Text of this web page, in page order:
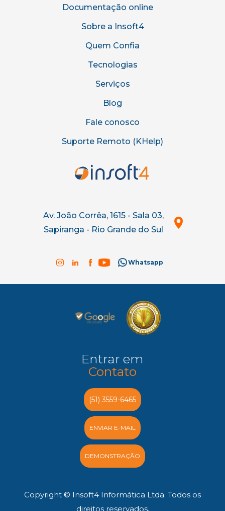
Documentação online
Sobre a Insoft4
Quem Confia
Tecnologias
Serviços
Blog
Fale conosco
Suporte Remoto (KHelp)
Av. João Corrêa, 1615 - Sala 03,
Sapiranga - Rio Grande do Sul
Whatsapp
Entrar em
Contato
(51) 3559-6465
ENVIAR E-MAIL
DEMONSTRAÇÃO
Copyright © Insoft4 Informática Ltda. Todos os
direitos reservados.